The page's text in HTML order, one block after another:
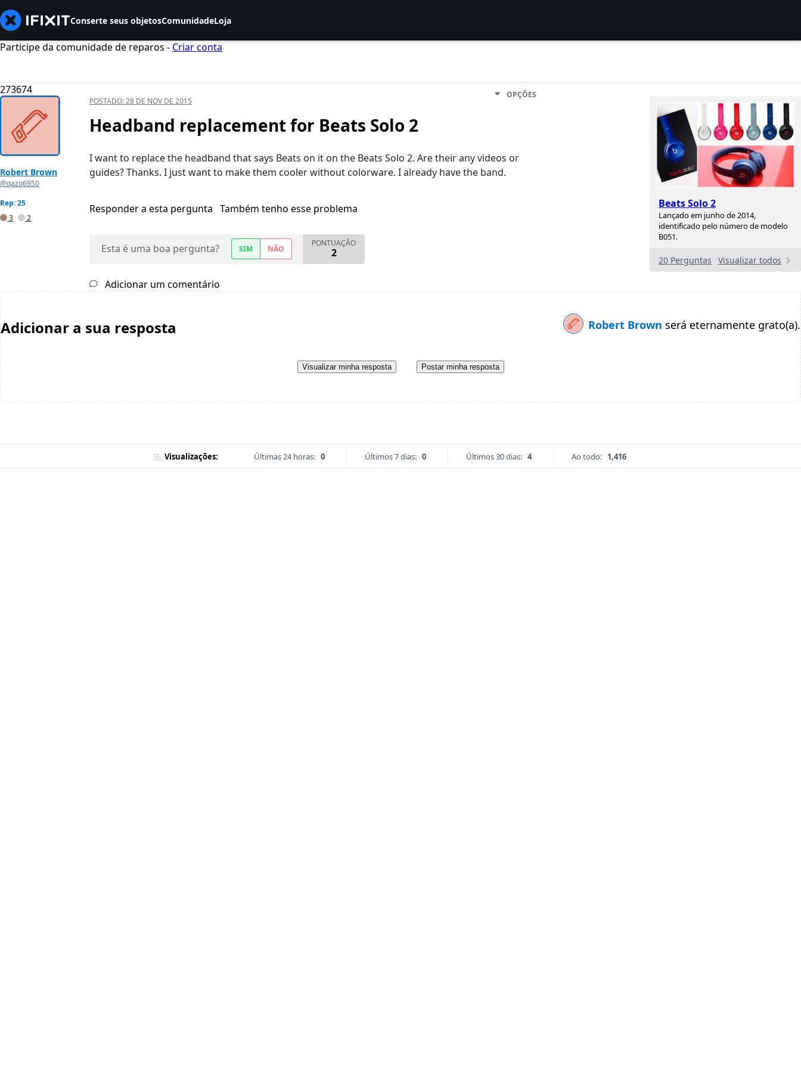
Conserte seus objetosComunidadeLoja
Participe da comunidade de reparos - Criar conta
273674
Beats Solo 2
Lançado em junho de 2014,
identificado pelo número de modelo
B051.
20 Perguntas Visualizar todos
Robert Brown
@qazq6950
Rep: 25
3
2
POSTADO:28 DE NOV DE 2015
OPÇÕES
Headband replacement for Beats Solo 2
I want to replace the headband that says Beats on it on the Beats Solo 2. Are their any videos or
guides? Thanks. I just want to make them cooler without colorware. I already have the band.
Responder a esta pergunta Também tenho esse problema
Esta é uma boa pergunta? SIM NÃO
PONTUAÇÃO
2
Adicionar um comentário
Adicionar a sua resposta Robert Brown será eternamente grato(a).
Visualizar minha resposta Postar minha resposta
Visualizações: Últimas 24 horas: 0 Últimos 7 dias: 0 Últimos 30 dias: 4 Ao todo: 1,416